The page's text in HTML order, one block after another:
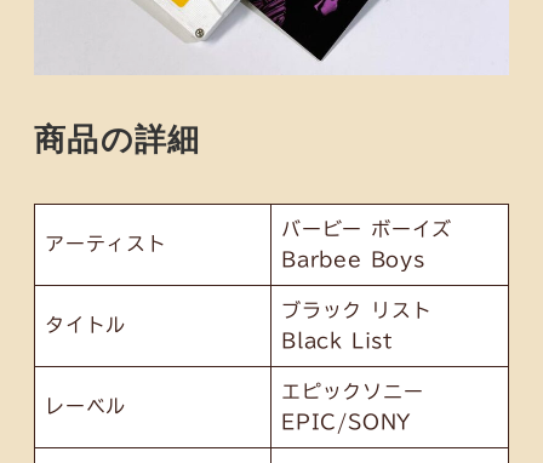
商品の詳細
アーティスト
バービー ボーイズ
Barbee Boys
タイトル
ブラック リスト
Black List
レーベル
エピックソニー
EPIC/SONY